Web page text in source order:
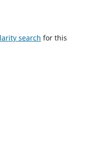
search for this